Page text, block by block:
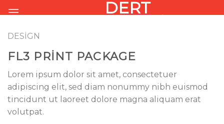
to
content
DERT
DESIGN
FL3 PRINT PACKAGE
Lorem ipsum dolor sit amet, consectetuer
adipiscing elit, sed diam nonummy nibh euismod
tincidunt ut laoreet dolore magna aliquam erat
volutpat.